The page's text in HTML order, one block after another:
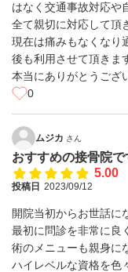
はなく交通事故対応や
全て親切に対応して頂
現在は痛みもなくなり
後も利用させて頂きま
本当にありがとうござ
0
ムジカ さん
おすすめの接骨院で
5.00
投稿日 2023/09/12
開院当初からお世話に
最初に問診を非常に良
術のメニューも親身に
ハイレベルな資格を色